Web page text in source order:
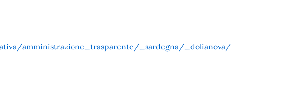
amministrazione_trasparente/_sardegna/_dolianova/